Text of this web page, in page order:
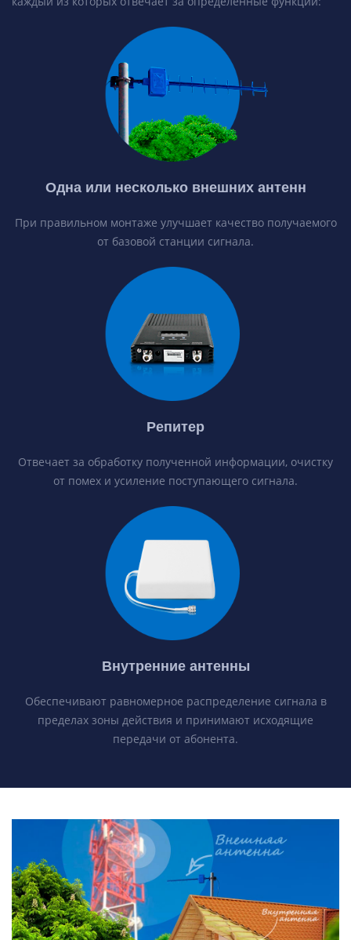
Одна или несколько внешних антенн
При правильном монтаже улучшает качество получаемого
от базовой станции сигнала.
Репитер
Отвечает за обработку полученной информации, очистку
от помех и усиление поступающего сигнала.
Внутренние антенны
Обеспечивают равномерное распределение сигнала в
пределах зоны действия и принимают исходящие
передачи от абонента.